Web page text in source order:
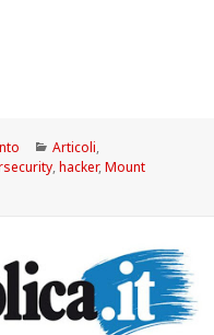
Categorie
Articoli,
,hacker,Mount